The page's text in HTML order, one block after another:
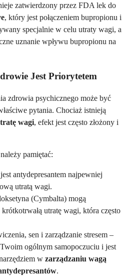
zatwierdzony przez FDA lek do
, który jest połączeniem bupropionu i
specjalnie w celu utraty wagi, a
uznanie wpływu bupropionu na
Jest Priorytetem
zdrowia psychicznego może być
pytania. Chociaż istnieją
wagi, efekt jest często złożony i
pamiętać:
jest antydepresantem najpewniej
utratą wagi.
(Cymbalta) mogą
utratę wagi, która często
sen i zarządzanie stresem –
ogólnym samopoczuciu i jest
w zarządzaniu wagą
.